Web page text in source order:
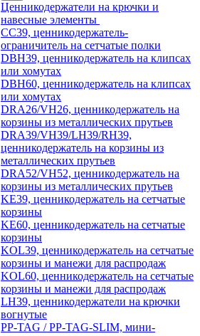
Ценникодержатели на крючки и
навесные элементы
CC39, ценникодержатель-
ограничитель на сетчатые полки
DBH39, ценникодержатель на клипсах
или хомутах
DBH60, ценникодержатель на клипсах
или хомутах
DRA26/VH26, ценникодержатель на
корзины из металлических прутьев
DRA39/VH39/LH39/RH39,
ценникодержатель на корзины из
металлических прутьев
DRA52/VH52, ценникодержатель на
корзины из металлических прутьев
KE39, ценникодержатель на сетчатые
корзины
KE60, ценникодержатель на сетчатые
корзины
KOL39, ценникодержатель на сетчатые
корзины и манежи для распродаж
KOL60, ценникодержатель на сетчатые
корзины и манежи для распродаж
LH39, ценникодержатели на крючки
вогнутые
PP-TAG / PP-TAG-SLIM, мини-